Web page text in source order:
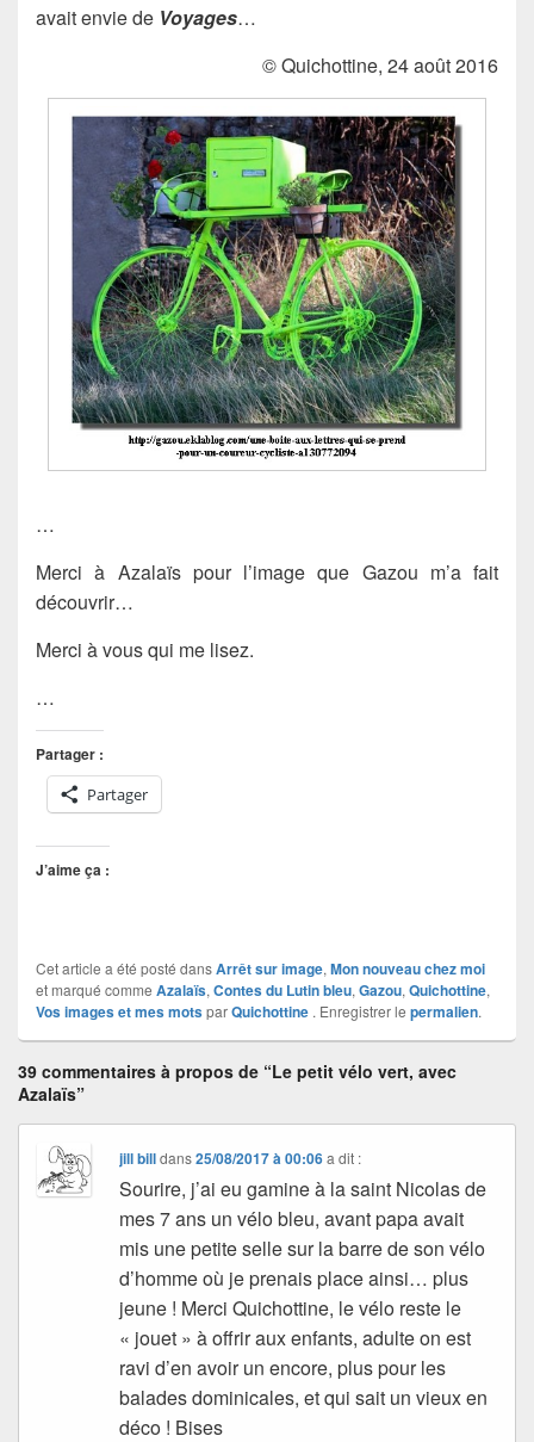
avait envie de Voyages…
© Quichottine, 24 août 2016
…
Merci à Azalaïs pour l’image que Gazou m’a fait
découvrir…
Merci à vous qui me lisez.
…
Partager :
Partager
J’aime ça :
Cet article a été posté dansArrêt sur image, Mon nouveau chez moi
et marqué comme Azalaïs, Contes du Lutin bleu, Gazou, Quichottine,
Vos images et mes motsparQuichottine . Enregistrer le permalien.
39 commentaires à propos de “Le petit vélo vert, avec
Azalaïs”
jill billdans25/08/2017 à 00:06 a dit :
Sourire, j’ai eu gamine à la saint Nicolas de
mes 7 ans un vélo bleu, avant papa avait
mis une petite selle sur la barre de son vélo
d’homme où je prenais place ainsi… plus
jeune ! Merci Quichottine, le vélo reste le
« jouet » à offrir aux enfants, adulte on est
ravi d’en avoir un encore, plus pour les
balades dominicales, et qui sait un vieux en
déco ! Bises